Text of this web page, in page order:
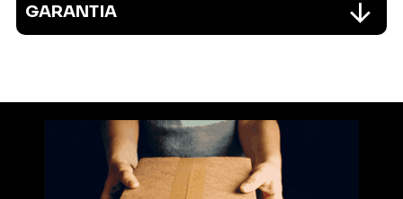
GARANTIA